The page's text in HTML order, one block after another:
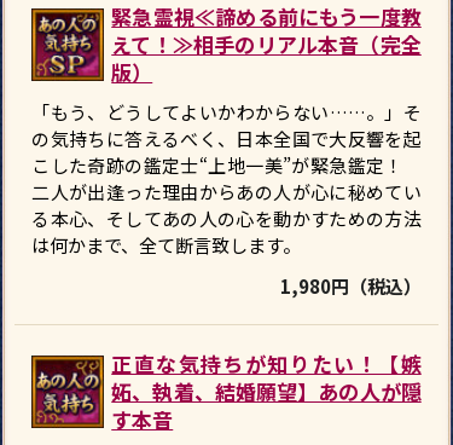
緊急霊視≪諦める前にもう一度教
えて！≫相手のリアル本音（完全
版）
「もう、どうしてよいかわからない……。」そ
の気持ちに答えるべく、日本全国で大反響を起
こした奇跡の鑑定士“上地一美”が緊急鑑定！
二人が出逢った理由からあの人が心に秘めてい
る本心、そしてあの人の心を動かすための方法
は何かまで、全て断言致します。
1,980円（税込）
正直な気持ちが知りたい！【嫉
妬、執着、結婚願望】あの人が隠
す本音